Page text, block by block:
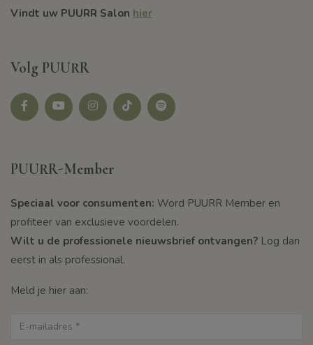
Vindt uw PUURR Salon hier
Volg PUURR
Facebook youtubeinstagramtikotk Spotify
PUURR-Member
Speciaal voor consumenten: Word PUURR Member en
profiteer van exclusieve voordelen.
Wilt u de professionele nieuwsbrief ontvangen? Log dan
eerst in als professional.
Meld je hier aan: